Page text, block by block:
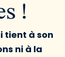
!
tient à son
ni à la